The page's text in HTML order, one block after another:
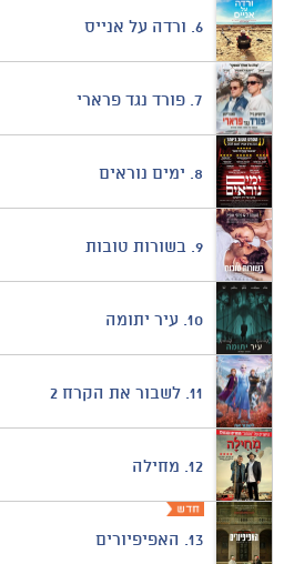
6. ורדה על אנייס
7. פורד נגד פרארי
8. ימים נוראים
9. בשורות טובות
10. עיר יתומה
11. לשבור את הקרח 2
12. מחילה
13. האפיפיורים